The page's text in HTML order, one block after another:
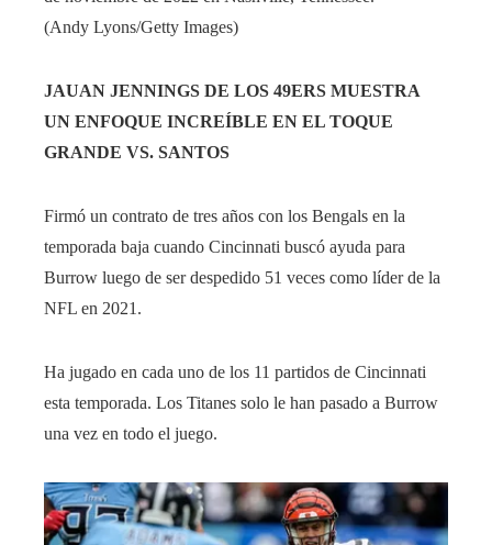
(Andy Lyons/Getty Images)
JAUAN JENNINGS DE LOS 49ERS MUESTRA
UN ENFOQUE INCREÍBLE EN EL TOQUE
GRANDE VS. SANTOS
Firmó un contrato de tres años con los Bengals en la
temporada baja cuando Cincinnati buscó ayuda para
Burrow luego de ser despedido 51 veces como líder de la
NFL en 2021.
Ha jugado en cada uno de los 11 partidos de Cincinnati
esta temporada. Los Titanes solo le han pasado a Burrow
una vez en todo el juego.